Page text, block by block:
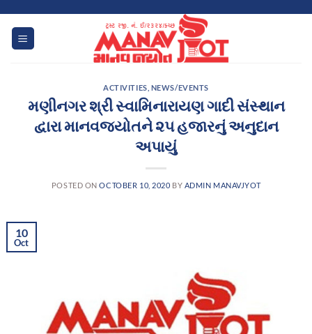
content
ACTIVITIES NEWS/EVENTS
મણીનગર શ્રી સ્વામિનારાયણ ગાદી સંસ્થાન
દ્વારા માનવજ્યોતને ૨૫ હજારનું અનુદાન
અપાયું
POSTED ONOCTOBER 10, 2020 BY ADMIN MANAVJYOT
10
Oct